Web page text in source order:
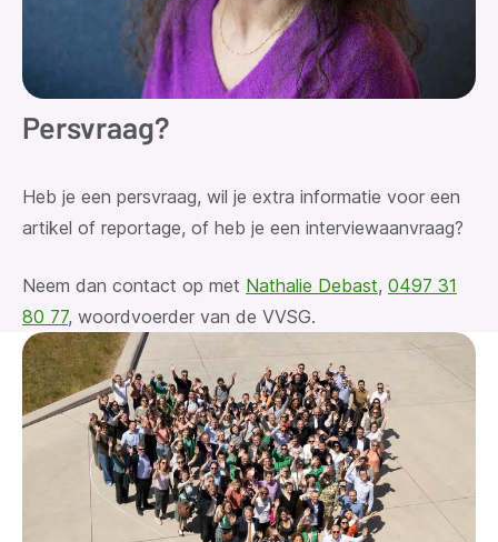
Persvraag?
Heb je een persvraag, wil je extra informatie voor een
artikel of reportage, of heb je een interviewaanvraag?
Neem dan contact op met Nathalie Debast, 0497 31
80 77, woordvoerder van de VVSG.